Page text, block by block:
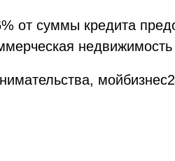
от суммы кредита